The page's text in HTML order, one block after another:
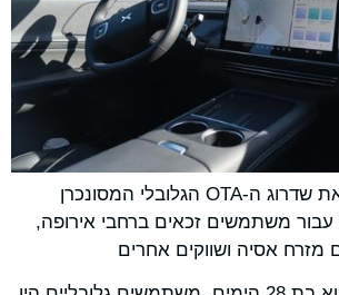
* XPENG משיקה את שדרוג ה-OTA הגלובלי המסונכרן
עבור משתמשים זכאים ברחבי אירופה,
מזרח אסיה ושווקים אחרים